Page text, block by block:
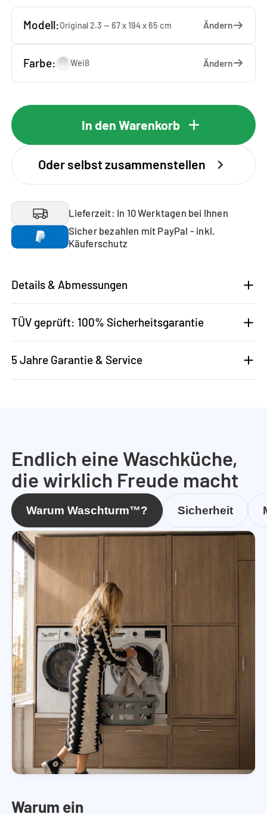
Modell:Original 2.3 — 67 x 194 x 65 cm Ändern
Farbe: Weiß Ändern
In den Warenkorb
Oder selbst zusammenstellen
Lieferzeit: In 10 Werktagen bei Ihnen
Sicher bezahlen mit PayPal - inkl.
Käuferschutz
Details & Abmessungen
TÜV geprüft: 100% Sicherheitsgarantie
5 Jahre Garantie & Service
Endlich eine Waschküche,
die wirklich Freude macht
Warum Waschturm™? Sicherheit
Warum ein